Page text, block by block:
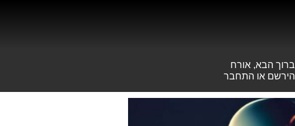
ברוך הבא, אורח
הירשם או התחבר